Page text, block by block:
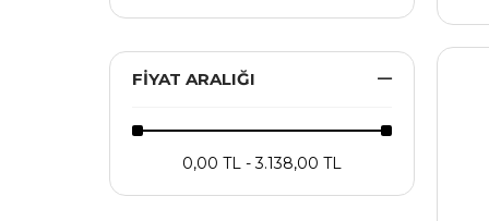
FIYAT ARALIĞI
0,00 TL - 3.138,00 TL